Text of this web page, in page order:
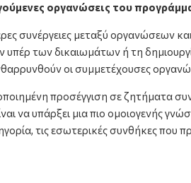
οργανώσεις του
συνέργειες μεταξύ οργανώσεων
των δικαιωμάτων ή τη
οι συμμετέχουσες
προσέγγιση σε ζητήματα
να υπάρξει μια πιο ομοιογενής
τις εσωτερικές συνθήκες που